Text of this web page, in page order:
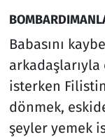
Babasını
isterken
dönmek,
şeyler yemek